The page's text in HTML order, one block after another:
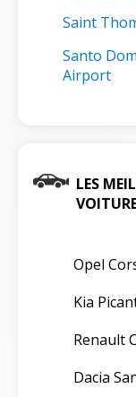
Saint
Santo
Airport
LES
Opel
Kia
Renault
Dacia